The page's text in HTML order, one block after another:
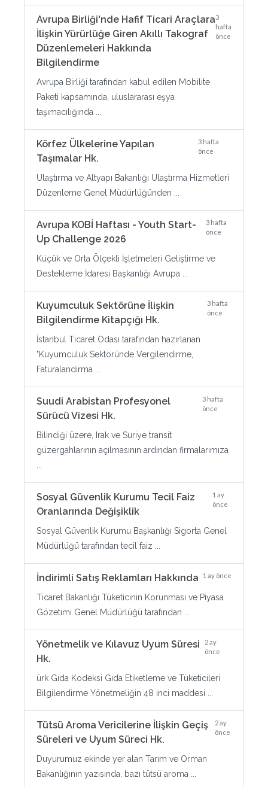
Avrupa Birliği'nde Hafif Ticari Araçlara
İlişkin Yürürlüğe Giren Akıllı Takograf
Düzenlemeleri Hakkında
Bilgilendirme
3
hafta
önce
Avrupa Birliği tarafından kabul edilen Mobilite
Paketi kapsamında, uluslararası eşya
taşımacılığında ...
Körfez Ülkelerine Yapılan
Taşımalar Hk.
3 hafta
önce
Ulaştırma ve Altyapı Bakanlığı Ulaştırma Hizmetleri
Düzenleme Genel Müdürlüğünden ...
Avrupa KOBİ Haftası - Youth Start-
Up Challenge 2026
3 hafta
önce
Küçük ve Orta Ölçekli İşletmeleri Geliştirme ve
Destekleme İdaresi Başkanlığı Avrupa ...
Kuyumculuk Sektörüne İlişkin
Bilgilendirme Kitapçığı Hk.
3 hafta
önce
İstanbul Ticaret Odası tarafından hazırlanan
"Kuyumculuk Sektöründe Vergilendirme,
Faturalandırma ...
Suudi Arabistan Profesyonel
Sürücü Vizesi Hk.
3 hafta
önce
Bilindiği üzere, Irak ve Suriye transit
güzergahlarının açılmasının ardından firmalarımıza
Sosyal Güvenlik Kurumu Tecil Faiz
Oranlarında Değişiklik
1 ay
önce
Sosyal Güvenlik Kurumu Başkanlığı Sigorta Genel
Müdürlüğü tarafından tecil faiz ...
İndirimli Satış Reklamları Hakkında 1 ay önce
Ticaret Bakanlığı Tüketicinin Korunması ve Piyasa
Gözetimi Genel Müdürlüğü tarafından ...
Yönetmelik ve Kılavuz Uyum Süresi
Hk.
2 ay
önce
ürk Gıda Kodeksi Gıda Etiketleme ve Tüketicileri
Bilgilendirme Yönetmeliğin 48 inci maddesi ...
Tütsü Aroma Vericilerine İlişkin Geçiş
Süreleri ve Uyum Süreci Hk.
2 ay
önce
Duyurumuz ekinde yer alan Tarım ve Orman
Bakanlığının yazısında, bazı tütsü aroma ...